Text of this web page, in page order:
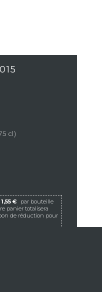
cl)
1,55 €
par bouteille
panier totalisera
de réduction pour